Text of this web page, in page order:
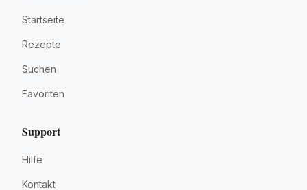
Startseite
Rezepte
Suchen
Favoriten
Support
Hilfe
Kontakt